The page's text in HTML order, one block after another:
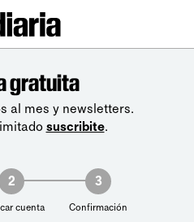
gratuita
al mes y newsletters.
suscribite.
2
cuenta
3
Confirmación